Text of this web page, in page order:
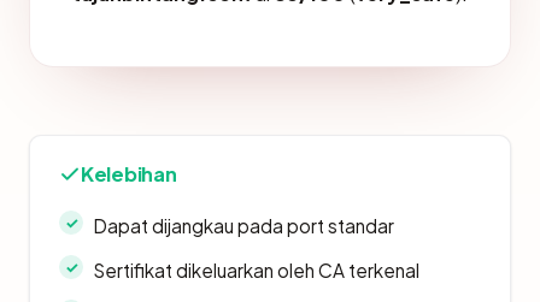
Kelebihan
Dapat dijangkau pada port standar
Sertifikat dikeluarkan oleh CA terkenal